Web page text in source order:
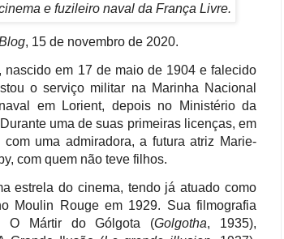
e fuzileiro naval da França Livre.
, 15 de novembro de 2020.
nascido em 17 de maio de 1904 e falecido
o serviço militar na Marinha Nacional
em Lorient, depois no Ministério da
uma de suas primeiras licenças, em
uma admiradora, a futura atriz Marie-
com quem não teve filhos.
estrela do cinema, tendo já atuado como
Moulin Rouge em 1929. Sua filmografia
O Mártir do Gólgota (Golgotha, 1935),